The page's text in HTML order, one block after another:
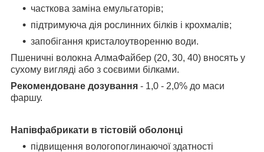
часткова заміна емульгаторів;
підтримуюча дія рослинних білків і крохмалів;
запобігання кристалоутворенню води.
Пшеничні волокна АлмаФайбер (20, 30, 40) вносять у
сухому вигляді або з соєвими білками.
Рекомендоване дозування - 1,0 - 2,0% до маси
фаршу.
Напівфабрикати в тістовій оболонці
підвищення вологопоглинаючої здатності